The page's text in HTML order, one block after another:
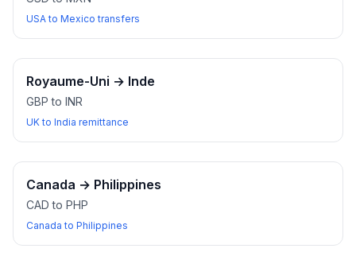
USA to Mexico transfers
Royaume-Uni → Inde
GBP to INR
UK to India remittance
Canada → Philippines
CAD to PHP
Canada to Philippines